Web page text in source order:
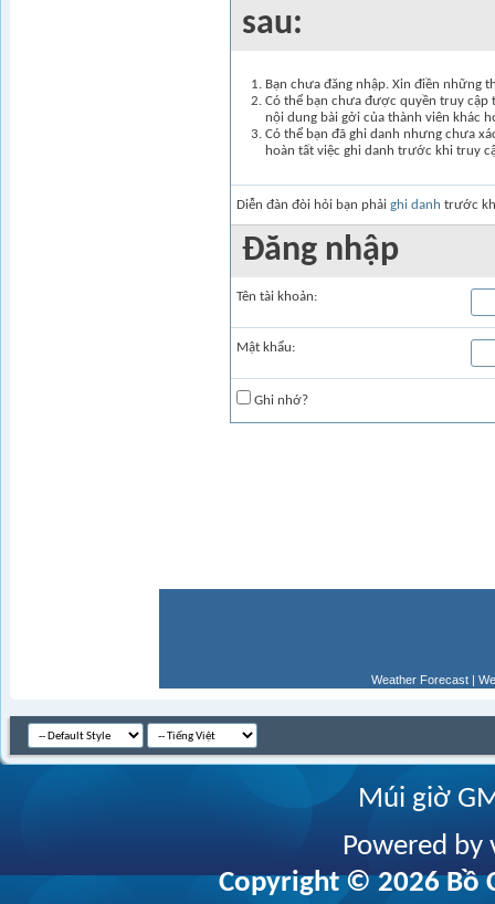
sau:
Bạn chưa đăng nhập. Xin điền những
Có thể bạn chưa được quyền truy cập
nội dung bài gởi của thành viên khác
Có thể bạn đã ghi danh nhưng chưa
hoàn tất việc ghi danh trước khi truy
Diễn đàn đòi hỏi bạn phải ghi danh trước
Ðăng nhập
Tên tài khoản:
Mật khẩu:
Ghi nhớ?
Weather Forecast |
Múi giờ
Powered
Copyright © 2026 Bồ